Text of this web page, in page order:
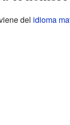
del idioma